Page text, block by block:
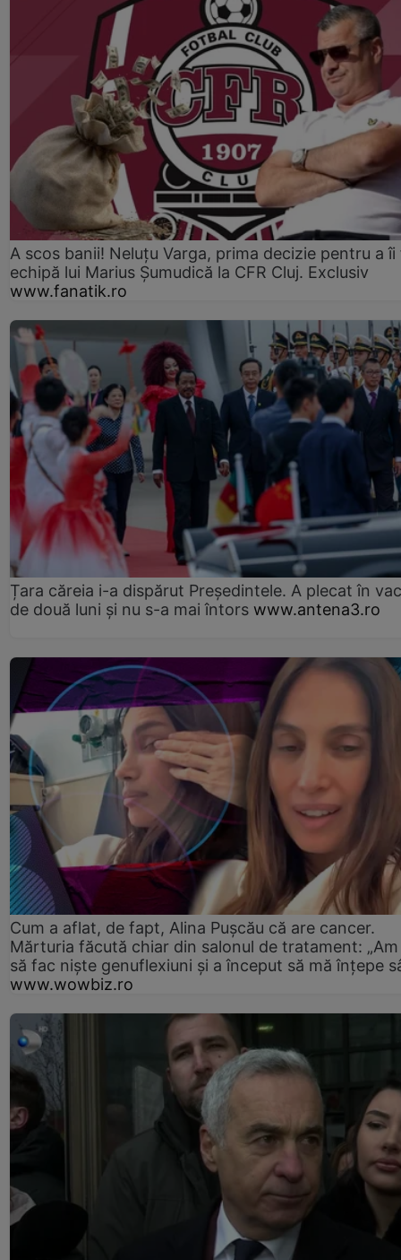
A scos banii! Neluțu Varga, prima decizie pentru a îi
echipă lui Marius Șumudică la CFR Cluj. Exclusiv
www.fanatik.ro
Țara căreia i-a dispărut Președintele. A plecat în
de două luni și nu s-a mai întors www.antena3.ro
Cum a aflat, de fapt, Alina Pușcău că are cancer.
Mărturia făcută chiar din salonul de tratament:
să fac niște genuflexiuni și a început să mă înțepe
www.wowbiz.ro